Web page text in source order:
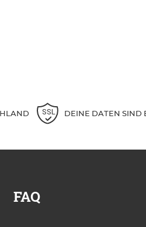
DEINE DATEN SIND
FAQ